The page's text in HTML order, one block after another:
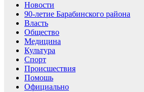
Новости
90-летие Барабинского района
Власть
Общество
Медицина
Культура
Спорт
Происшествия
Помошь
Официально